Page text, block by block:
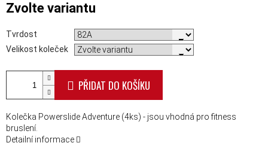
Zvolte variantu
Tvrdost
Velikost koleček
PŘIDAT DO KOŠÍKU
Kolečka Powerslide Adventure (4ks) - jsou vhodná pro fitness
bruslení.
Detailní informace